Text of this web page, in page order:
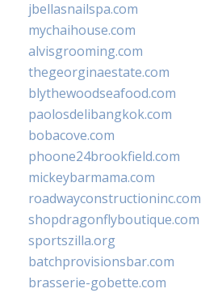
jbellasnailspa.com
mychaihouse.com
alvisgrooming.com
thegeorginaestate.com
blythewoodseafood.com
paolosdelibangkok.com
bobacove.com
phoone24brookfield.com
mickeybarmama.com
roadwayconstructioninc.com
shopdragonflyboutique.com
sportszilla.org
batchprovisionsbar.com
brasserie-gobette.com